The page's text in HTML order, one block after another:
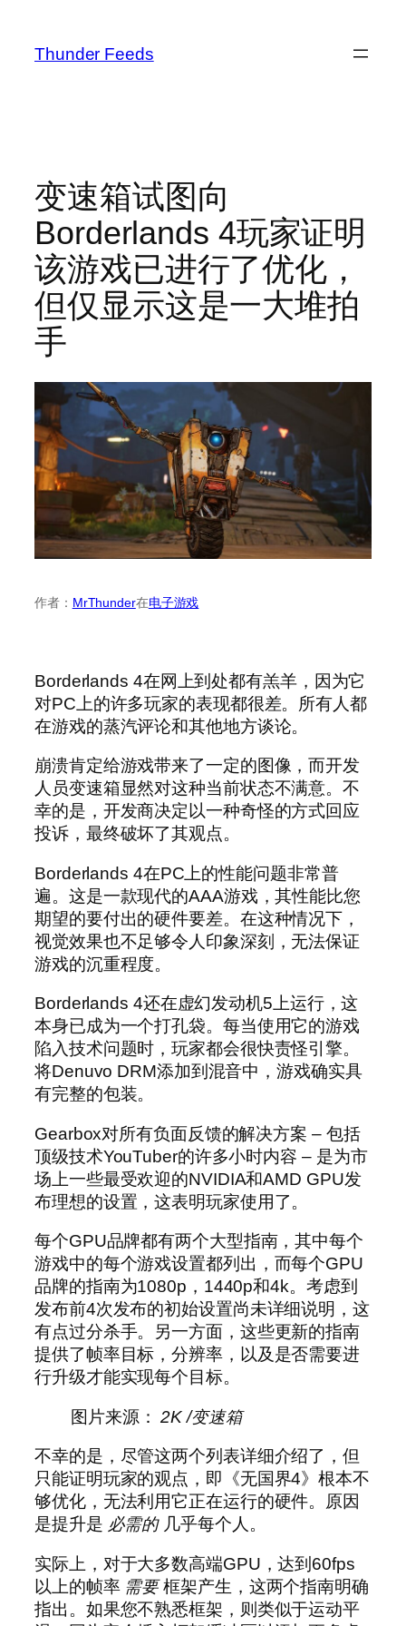
Thunder Feeds
变速箱试图向
Borderlands 4玩家证明
该游戏已进行了优化，
但仅显示这是一大堆拍
手
作者： MrThunder在电子游戏
Borderlands 4在网上到处都有羔羊，因为它
对PC上的许多玩家的表现都很差。所有人都
在游戏的蒸汽评论和其他地方谈论。
崩溃肯定给游戏带来了一定的图像，而开发
人员变速箱显然对这种当前状态不满意。不
幸的是，开发商决定以一种奇怪的方式回应
投诉，最终破坏了其观点。
Borderlands 4在PC上的性能问题非常普
遍。这是一款现代的AAA游戏，其性能比您
期望的要付出的硬件要差。在这种情况下，
视觉效果也不足够令人印象深刻，无法保证
游戏的沉重程度。
Borderlands 4还在虚幻发动机5上运行，这
本身已成为一个打孔袋。每当使用它的游戏
陷入技术问题时，玩家都会很快责怪引擎。
将Denuvo DRM添加到混音中，游戏确实具
有完整的包装。
Gearbox对所有负面反馈的解决方案 – 包括
顶级技术YouTuber的许多小时内容 – 是为市
场上一些最受欢迎的NVIDIA和AMD GPU发
布理想的设置，这表明玩家使用了。
每个GPU品牌都有两个大型指南，其中每个
游戏中的每个游戏设置都列出，而每个GPU
品牌的指南为1080p，1440p和4k。考虑到
发布前4次发布的初始设置尚未详细说明，这
有点过分杀手。另一方面，这些更新的指南
提供了帧率目标，分辨率，以及是否需要进
行升级才能实现每个目标。
图片来源：2K /变速箱
不幸的是，尽管这两个列表详细介绍了，但
只能证明玩家的观点，即《无国界4》根本不
够优化，无法利用它正在运行的硬件。原因
是提升是 必需的几乎每个人。
实际上，对于大多数高端GPU，达到60fps
以上的帧率 需要框架产生，这两个指南明确
指出。如果您不熟悉框架，则类似于运动平